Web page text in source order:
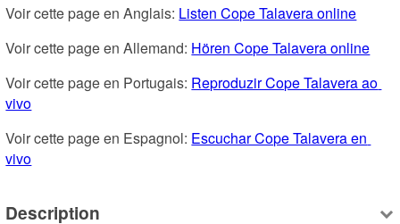
Voir cette page en Anglais: Listen Cope Talavera online
Voir cette page en Allemand: Hören Cope Talavera online
Voir cette page en Portugais: Reproduzir Cope Talavera ao
vivo
Voir cette page en Espagnol: Escuchar Cope Talavera en
vivo
Description